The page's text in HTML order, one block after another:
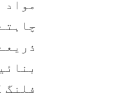
مواد
فلنگ